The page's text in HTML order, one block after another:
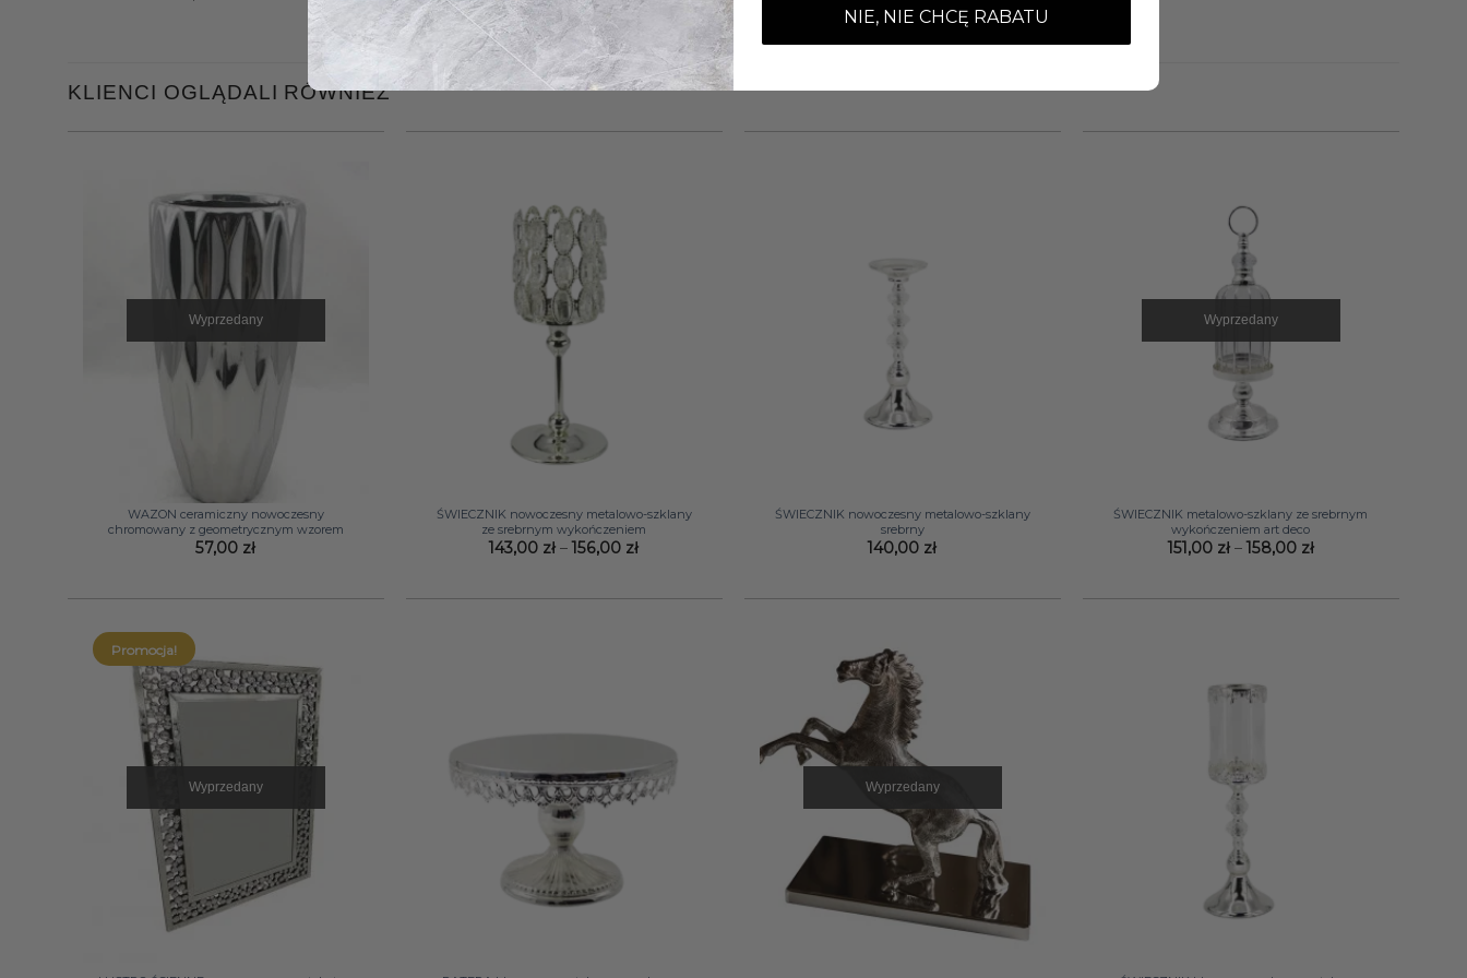
KLIENCI OGLĄDALI RÓWNIEŻ
Wyprzedany
WAZON ceramiczny nowoczesny
chromowany z geometrycznym wzorem
57,00 zł
ŚWIECZNIK nowoczesny metalowo-szklany
ze srebrnym wykończeniem
143,00 zł – 156,00 złZakres
do
ŚWIECZNIK nowoczesny metalowo-szklany
srebrny
140,00 zł
Wyprzedany
ŚWIECZNIK metalowo-szklany ze srebrnym
wykończeniem art deco
151,00 zł – 158,00 złZakres
do
Promocja!
Wyprzedany Wyprzedany
NIE, NIE CHCĘ RABATU